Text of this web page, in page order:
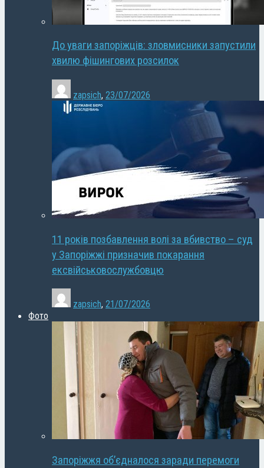
До уваги запоріжців: зловмисники запустили
хвилю фішингових розсилок
zapsich, 23/07/2026
11 років позбавлення волі за вбивство – суд
у Запоріжжі призначив покарання
ексвійськовослужбовцю
zapsich, 21/07/2026
Фото
Запоріжжя об’єдналося заради перемоги